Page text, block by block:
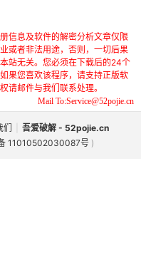
信息及软件的解密分析文章仅限
或者非法用途，否则，一切后果
站无关。您必须在下载后的24个
果您喜欢该程序，请支持正版软
请邮件与我们联系处理。
Mail To:Service@52pojie.cn
吾爱破解 - 52pojie.cn
11010502030087号 )